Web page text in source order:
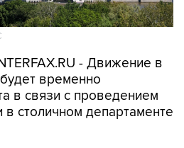
- Движение в
временно
в связи с проведением
столичном департаменте